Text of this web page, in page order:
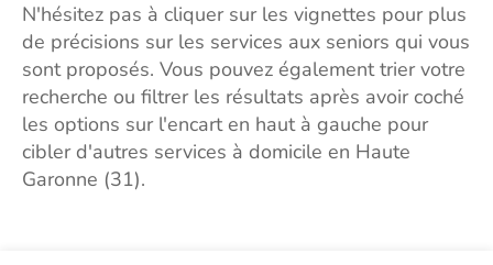
N'hésitez pas à cliquer sur les vignettes pour plus
de précisions sur les services aux seniors qui vous
sont proposés. Vous pouvez également trier votre
recherche ou filtrer les résultats après avoir coché
les options sur l'encart en haut à gauche pour
cibler d'autres services à domicile en Haute
Garonne (31).